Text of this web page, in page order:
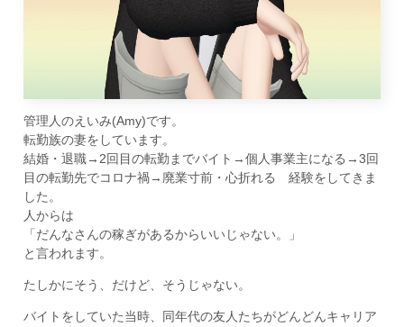
管理人のえいみ(Amy)です。
転勤族の妻をしています。
結婚・退職→2回目の転勤までバイト→個人事業主になる→3回
目の転勤先でコロナ禍→廃業寸前・心折れる 経験をしてきま
した。
人からは
「だんなさんの稼ぎがあるからいいじゃない。」
と言われます。
たしかにそう、だけど、そうじゃない。
バイトをしていた当時、同年代の友人たちがどんどんキャリア